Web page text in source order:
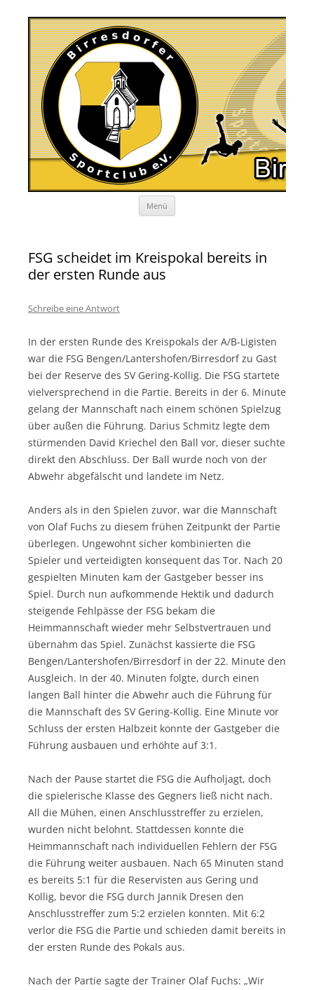
Menü
FSG scheidet im Kreispokal bereits in
der ersten Runde aus
Schreibe eine Antwort
In der ersten Runde des Kreispokals der A/B-Ligisten
war die FSG Bengen/Lantershofen/Birresdorfzu Gast
bei der Reserve des SV Gering-Kollig. Die FSG startete
vielversprechend in die Partie. Bereits in der 6. Minute
gelang der Mannschaft nach einem schönen Spielzug
über außen die Führung. Darius Schmitz legte dem
stürmenden David Kriechel den Ball vor, dieser suchte
direkt den Abschluss. Der Ball wurde noch von der
Abwehr abgefälscht und landete im Netz.
Anders als in den Spielen zuvor, war die Mannschaft
von Olaf Fuchs zu diesem frühen Zeitpunkt der Partie
überlegen. Ungewohnt sicher kombinierten die
Spieler und verteidigten konsequent das Tor. Nach 20
gespielten Minuten kam der Gastgeber besser ins
Spiel. Durch nun aufkommende Hektik und dadurch
steigende Fehlpässe der FSG bekam die
Heimmannschaft wieder mehr Selbstvertrauen und
übernahm das Spiel. Zunächst kassierte die FSG
Bengen/Lantershofen/Birresdorfin der 22. Minute den
Ausgleich. In der 40. Minuten folgte, durch einen
langen Ball hinter die Abwehr auch die Führung für
die Mannschaft des SV Gering-Kollig. Eine Minute vor
Schluss der ersten Halbzeit konnte der Gastgeber die
Führung ausbauen und erhöhte auf 3:1.
Nach der Pause startet die FSG die Aufholjagt, doch
die spielerische Klasse des Gegners ließ nicht nach.
All die Mühen, einen Anschlusstreffer zu erzielen,
wurden nicht belohnt. Stattdessen konnte die
Heimmannschaft nach individuellen Fehlern der FSG
die Führung weiter ausbauen. Nach 65 Minuten stand
es bereits 5:1 für die Reservisten aus Gering und
Kollig, bevor die FSG durch Jannik Dresen den
Anschlusstreffer zum 5:2 erzielen konnten. Mit 6:2
verlor die FSG die Partie und schieden damit bereits in
der ersten Runde des Pokals aus.
Nach der Partie sagte der Trainer Olaf Fuchs: „Wir